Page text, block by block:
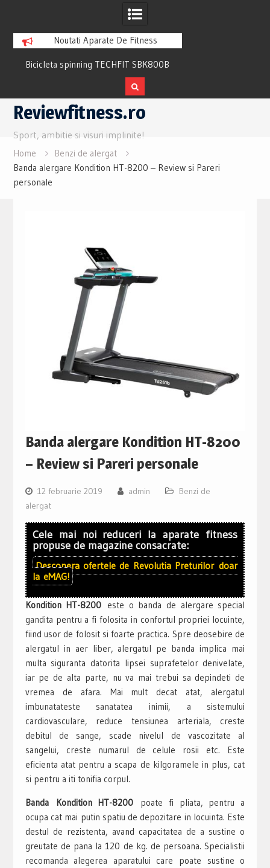
Noutati Aparate De Fitness
Bicicleta spinning TECHFIT SBK800B
Review si Pareri utile
Skip
content
Reviewfitness.ro
Sport, ambitie si visuri implinite!
Home
Benzi de alergat
Banda alergare Kondition HT-8200 – Review si Pareri
personale
Banda alergare Kondition HT-8200
– Review si Pareri personale
12 februarie 2019 admin
Benzi de
alergat
Cele mai noi reduceri la aparate fitness
propuse de magazine consacrate:
Descopera ofertele de Revolutia Preturilor doar
la eMAG!
Kondition HT-8200 este o banda de alergare special
gandita pentru a fi folosita in confortul propriei locuinte,
fiind usor de folosit si foarte practica. Spre deosebire de
alergatul in aer liber, alergatul pe banda implica mai
multa siguranta datorita lipsei suprafetelor denivelate,
iar pe de alta parte, nu va mai trebui sa depindeti de
vremea de afara. Mai mult decat atat, alergatul
imbunatateste sanatatea inimii, a sistemului
cardiovasculare, reduce tensiunea arteriala, creste
debitul de sange, scade nivelul de vascozitate al
sangelui, creste numarul de celule rosii etc. Este
eficienta atat pentru a scapa de kilgoramele in plus, cat
si pentru a iti tonifia corpul.
Banda Kondition HT-8200 poate fi pliata, pentru a
ocupa cat mai putin spatiu de depozitare in locuinta. Este
destul de rezistenta, avand capacitatea de a sustine o
greutate de pana la 120 de kg. de persoana. Specialistii
recomanda alegerea aparatului care poate sustine o